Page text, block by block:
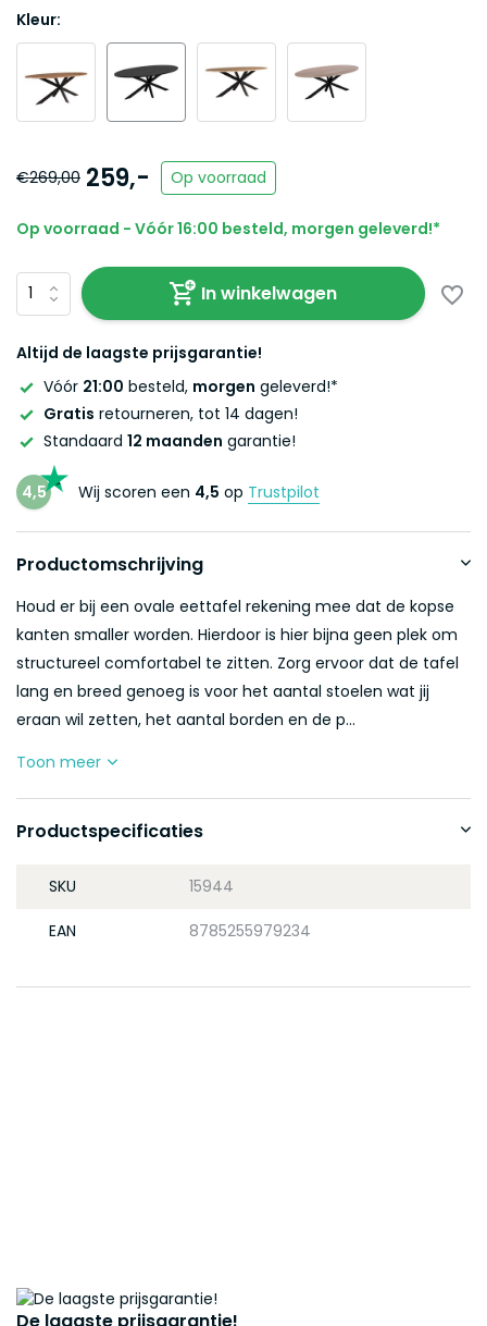
Kleur:
€269,00 259,- Op voorraad
Op voorraad - Vóór 16:00 besteld, morgen geleverd!*
In winkelwagen
Altijd de laagste prijsgarantie!
Vóór 21:00 besteld, morgen geleverd!*
Gratis retourneren, tot 14 dagen!
Standaard 12 maanden garantie!
4,5 Wij scoren een 4,5 op Trustpilot
Productomschrijving
Houd er bij een ovale eettafel rekening mee dat de kopse
kanten smaller worden. Hierdoor is hier bijna geen plek om
structureel comfortabel te zitten. Zorg ervoor dat de tafel
lang en breed genoeg is voor het aantal stoelen wat jij
eraan wil zetten, het aantal borden en de p...
Toon meer
Productspecificaties
SKU 15944
EAN 8785255979234